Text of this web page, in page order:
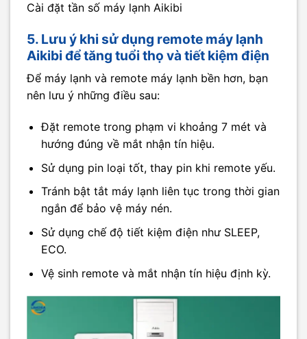
Cài đặt tần số máy lạnh Aikibi
5. Lưu ý khi sử dụng remote máy lạnh
Aikibi để tăng tuổi thọ và tiết kiệm điện
Để máy lạnh và remote máy lạnh bền hơn, bạn
nên lưu ý những điều sau:
Đặt remote trong phạm vi khoảng 7 mét và
hướng đúng về mắt nhận tín hiệu.
Sử dụng pin loại tốt, thay pin khi remote yếu.
Tránh bật tắt máy lạnh liên tục trong thời gian
ngắn để bảo vệ máy nén.
Sử dụng chế độ tiết kiệm điện như SLEEP,
ECO.
Vệ sinh remote và mắt nhận tín hiệu định kỳ.